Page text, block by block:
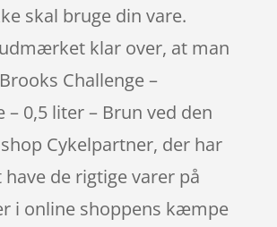
skal bruge din vare.
klar over, at man
Challenge –
– 0,5 liter – Brun ved den
Cykelpartner, der har
de rigtige varer på
i online shoppens kæmpe